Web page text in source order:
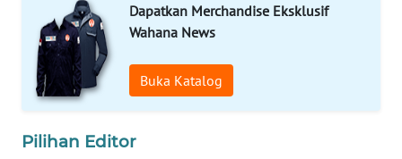
Dapatkan Merchandise Eksklusif
Wahana News
Buka Katalog
Pilihan Editor
WAHANA
INFRASTRUKTUR
WAHANA
KONSUMEN
WAHANA